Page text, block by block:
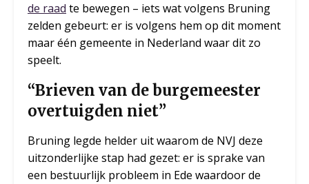
de raad te bewegen – iets wat volgens Bruning
zelden gebeurt: er is volgens hem op dit moment
maar één gemeente in Nederland waar dit zo
speelt.
“Brieven van de burgemeester
overtuigden niet”
Bruning legde helder uit waarom de NVJ deze
uitzonderlijke stap had gezet: er is sprake van
een bestuurlijk probleem in Ede waardoor de